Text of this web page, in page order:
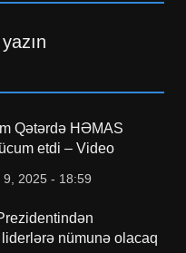
Qətərdə HƏMAS
etdi – Video
9, 2025 - 18:59
nümunə olacaq